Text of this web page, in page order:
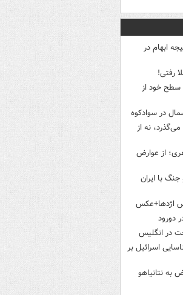
ابهام در
رفتی!
سطح خود از
در سوادکوه
نه از
از عوارض
با ایران
اژدها+عکس
دورود
در انگلیس
اسرائیل بر
به نتانیاهو